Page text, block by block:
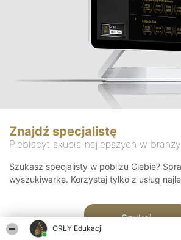
ORŁY Edukacji
Znajdź specjalistę
Plebiscyt skupia najlepszych w branży
Szukasz specjalisty w pobliżu Ciebie?
wyszukiwarkę. Korzystaj tylko z usług
Szukaj